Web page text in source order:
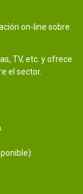
on-line sobre
TV, etc. y ofrece
el sector.